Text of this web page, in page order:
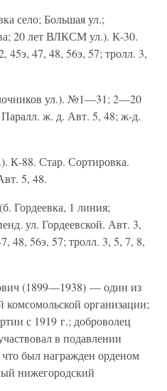
село; Большая ул.;
20 лет ВЛКСМ ул.). К-30.
45э, 47, 48, 56э, 57; тролл. 3,
ул.). №1—31; 2—20
ж. д. Авт. 5, 48; ж-д.
К-88. Стар. Сортировка.
5, 48.
(б. Гордеевка, 1 линия;
ул. Гордеевской. Авт. 3,
48, 56э, 57; тролл. 3, 5, 7, 8,
(1899—1938) — один из
комсомольской организации;
с 1919 г.; доброволец
в подавлении
был награжден орденом
нижегородский